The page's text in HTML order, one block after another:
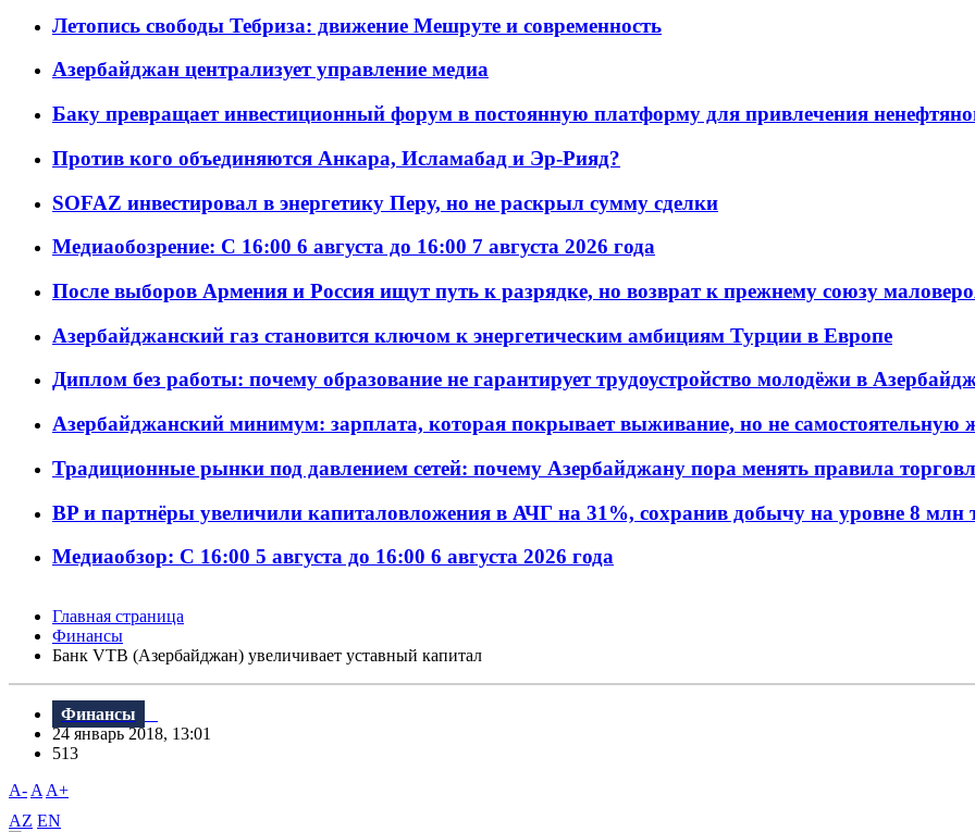
Летопись свободы Тебриза: движение Мешруте и современность
Азербайджан централизует управление медиа
Баку превращает инвестиционный форум в постоянную платформу для привлечения
Против кого объединяются Анкара, Исламабад и Эр-Рияд?
SOFAZ инвестировал в энергетику Перу, но не раскрыл сумму сделки
Медиаобозрение: С 16:00 6 августа до 16:00 7 августа 2026 года
После выборов Армения и Россия ищут путь к разрядке, но возврат к прежнему союзу
Азербайджанский газ становится ключом к энергетическим амбициям Турции в Европе
Диплом без работы: почему образование не гарантирует трудоустройство молодёжи в
Азербайджанский минимум: зарплата, которая покрывает выживание, но не самостоятельную
Традиционные рынки под давлением сетей: почему Азербайджану пора менять правила
BP и партнёры увеличили капиталовложения в АЧГ на 31%, сохранив добычу на уровне 8 млн
Медиаобзор: С 16:00 5 августа до 16:00 6 августа 2026 года
Главная страница
Финансы
Банк VTB (Азербайджан) увеличивает уставный капитал
Финансы
24 январь 2018, 13:01
513
A- A A+
AZ EN